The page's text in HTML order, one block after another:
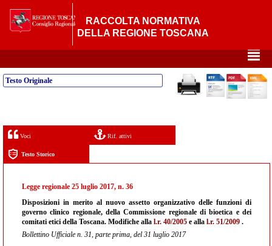
RACCOLTA NORMATIVA
DELLA REGIONE TOSCANA
²
Testo Originale
Voci Rif. attivi
Testo Storico
Legge regionale 25 luglio 2017, n. 36
Disposizioni in merito al nuovo assetto organizzativo delle funzioni di
governo clinico regionale, della Commissione regionale di bioetica e dei
comitati etici della Toscana. Modifiche alla l.r. 40/2005 e alla l.r. 51/2009 .
Bollettino Ufficiale n. 31, parte prima, del 31 luglio 2017